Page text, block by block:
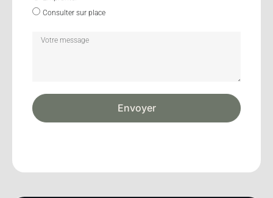
Consulter sur place
Envoyer